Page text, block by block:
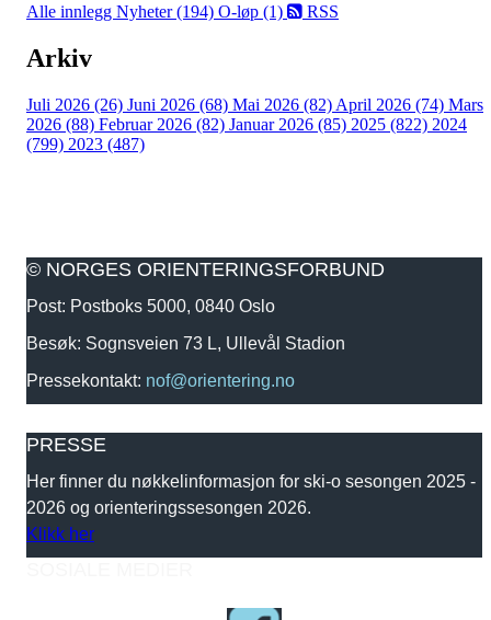
Alle innlegg Nyheter (194) O-løp (1) RSS
Arkiv
Juli 2026 (26) Juni 2026 (68) Mai 2026 (82) April 2026 (74) Mars
2026 (88) Februar 2026 (82) Januar 2026 (85) 2025 (822) 2024
(799) 2023 (487)
© NORGES ORIENTERINGSFORBUND
Post: Postboks 5000, 0840 Oslo
Besøk: Sognsveien 73 L, Ullevål Stadion
Pressekontakt: nof@orientering.no
PRESSE
Her finner du nøkkelinformasjon for ski-o sesongen 2025 -
2026 og orienteringssesongen 2026.
Klikk her